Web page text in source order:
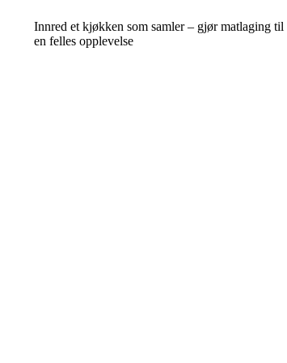
Innred et kjøkken som samler – gjør matlaging til
en felles opplevelse